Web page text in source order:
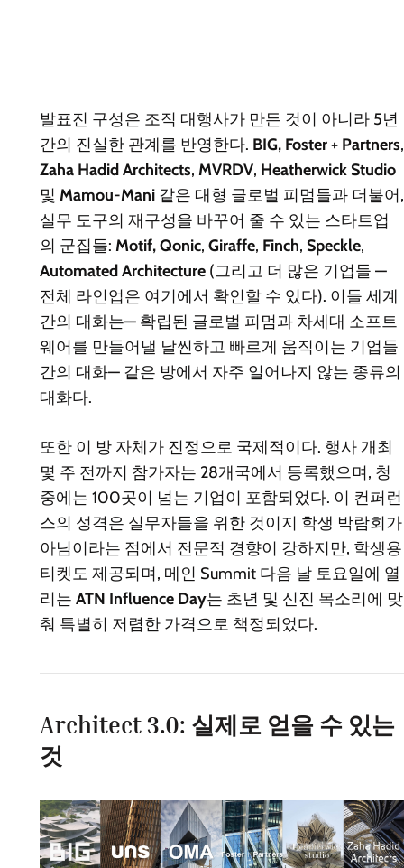
발표진 구성은 조직 대행사가 만든 것이 아니라 5년
간의 진실한 관계를 반영한다. BIG, Foster + Partners,
Zaha Hadid Architects, MVRDV, Heatherwick Studio
및 Mamou-Mani 같은 대형 글로벌 피멈들과 더불어,
실무 도구의 재구성을 바꾸어 줄 수 있는 스타트업
의 군집들: Motif,Qonic, Giraffe, Finch, Speckle,
Automated Architecture (그리고 더 많은 기업들 —
전체 라인업은 여기에서 확인할 수 있다). 이들 세계
간의 대화는— 확립된 글로벌 피멈과 차세대 소프트
웨어를 만들어낼 날씬하고 빠르게 움직이는 기업들
간의 대화— 같은 방에서 자주 일어나지 않는 종류의
대화다.
또한 이 방 자체가 진정으로 국제적이다. 행사 개최
몇 주 전까지 참가자는 28개국에서 등록했으며, 청
중에는 100곳이 넘는 기업이 포함되었다. 이 컨퍼런
스의 성격은 실무자들을 위한 것이지 학생 박람회가
아님이라는 점에서 전문적 경향이 강하지만, 학생용
티켓도 제공되며, 메인 Summit 다음 날 토요일에 열
리는 ATN Influence Day는 초년 및 신진 목소리에 맞
춰 특별히 저렴한 가격으로 책정되었다.
Architect 3.0: 실제로 얻을 수 있는
것